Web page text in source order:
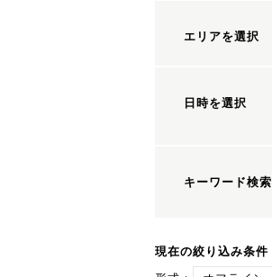
エリアを選択
日時を選択
キーワード検索
現在の絞り込み条件